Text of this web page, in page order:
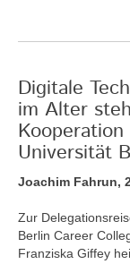
Digitale
im Alter
Universität
Joachim Fahrun,
Zur
Berlin Career
Franziska Giffey